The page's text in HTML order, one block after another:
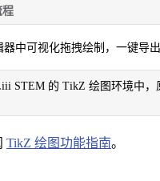
程
器中可视化拖拽绘制，一键导
STEM 的 TikZ 绘图环境中
TikZ 绘图功能指南。